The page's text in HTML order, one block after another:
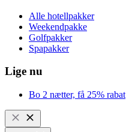
Alle hotellpakker
Weekendpakke
Golfpakker
Spapakker
Lige nu
Bo 2 nætter, få 25% rabat